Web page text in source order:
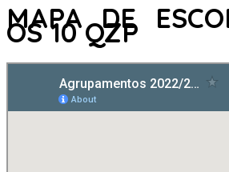
MAPA DE
OS 10 QZP